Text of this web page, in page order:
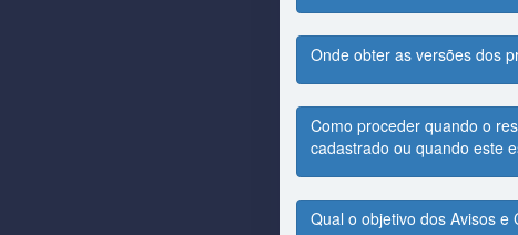
Onde obter as versões dos
Como proceder quando o
cadastrado ou quando este
Qual o objetivo dos Avisos e